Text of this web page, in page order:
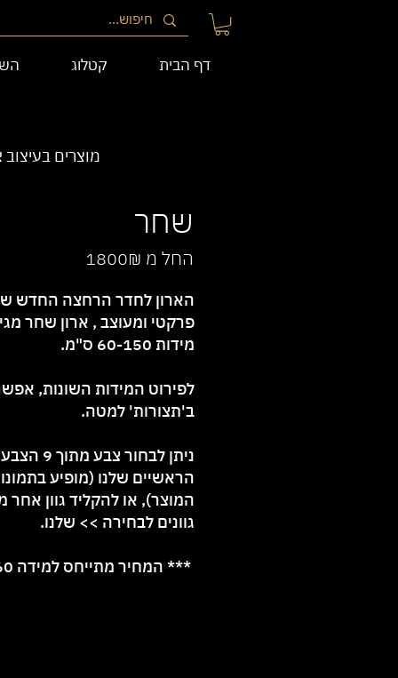
דף הבית קטלוג
מוצרים בעיצוב
שחר
החל מ 1800₪
הארון לחדר הרחצה החדש
פרקטי ומעוצב , ארון שחר
מידות 60-150 ס"מ.
לפירוט המידות השונות,
ב'תצורות' למטה.
ניתן לבחור צבע
הראשיים שלנו (מופיע
המוצר), או להקליד גוון אחר
גוונים לבחירה >> שלנו.
*** המחיר מתייחס למידה 60 ס"מ.